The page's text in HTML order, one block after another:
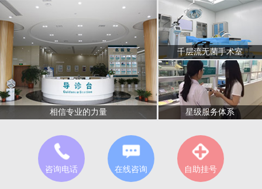
相信专业的力量
千层流无菌手术室
星级服务体系
咨询电话 在线咨询 自助挂号